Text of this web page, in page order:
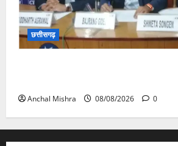
छत्तीसगढ़
Anchal Mishra 08/08/2026 0